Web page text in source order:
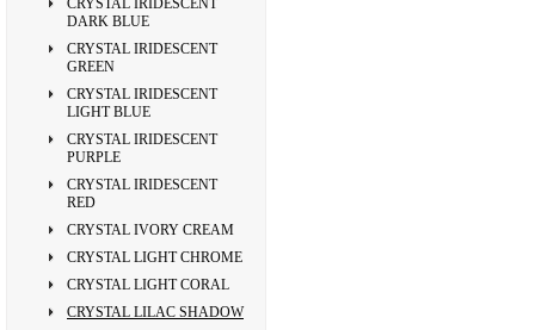
CRYSTAL IRIDESCENT
DARK BLUE
CRYSTAL IRIDESCENT
GREEN
CRYSTAL IRIDESCENT
LIGHT BLUE
CRYSTAL IRIDESCENT
PURPLE
CRYSTAL IRIDESCENT
RED
CRYSTAL IVORY CREAM
CRYSTAL LIGHT CHROME
CRYSTAL LIGHT CORAL
CRYSTAL LILAC SHADOW